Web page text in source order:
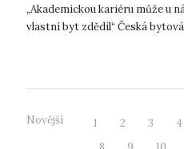
„Akademickou kariéru může u
vlastní byt zdědil“ Česká
Novější 1 2 3 4